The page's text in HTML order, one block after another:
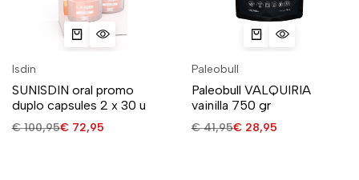
Isdin
SUNISDIN oral promo
duplo capsules 2 x 30 u
€100,95€ 72,95
Paleobull
Paleobull VALQUIRIA
vainilla 750 gr
€41,95€ 28,95